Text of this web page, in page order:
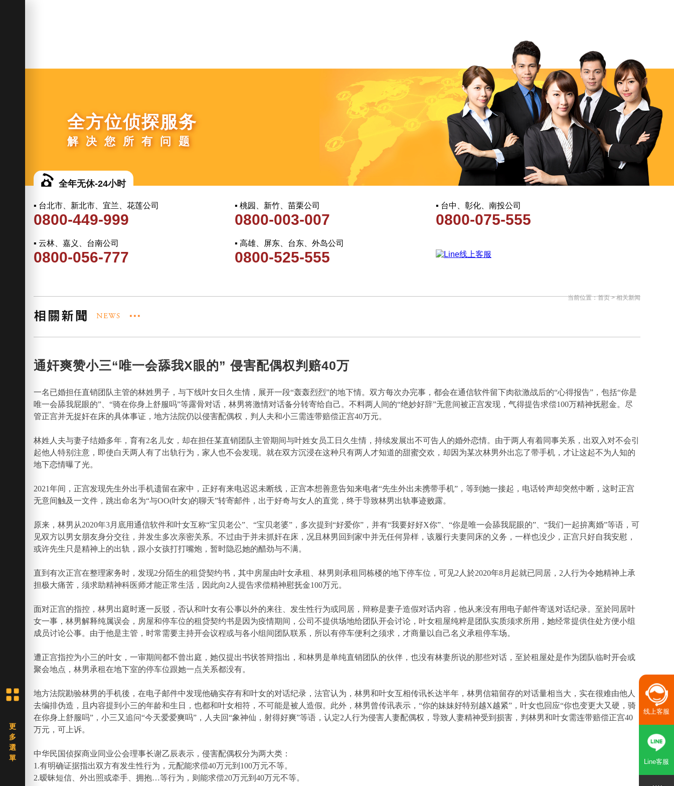
当前位置：首页> 相关新闻
全方位侦探服务
解决您所有问题
全年无休-24小时
▪ 台北市、新北市、宜兰、花莲公司
0800-449-999
▪ 桃园、新竹、苗栗公司
0800-003-007
▪ 台中、彰化、南投公司
0800-075-555
▪ 云林、嘉义、台南公司
0800-056-777
▪ 高雄、屏东、台东、外岛公司
0800-525-555
通奸爽赞小三“唯一会舔我X眼的” 侵害配偶权判赔40万
一名已婚担任直销团队主管的林姓男子，与下线叶女日久生情，展开一段“轰轰烈烈”的地下情。双方每次办完事，都会在通信软件留下肉欲激战后的“心得报告”，包括“你是
唯一会舔我屁眼的”、“骑在你身上舒服吗”等露骨对话，林男将激情对话备分转寄给自己。不料两人间的“绝妙好辞”无意间被正宫发现，气得提告求偿100万精神抚慰金。尽
管正宫并无捉奸在床的具体事证，地方法院仍以侵害配偶权，判人夫和小三需连带赔偿正宫40万元。
林姓人夫与妻子结婚多年，育有2名儿女，却在担任某直销团队主管期间与叶姓女员工日久生情，持续发展出不可告人的婚外恋情。由于两人有着同事关系，出双入对不会引
起他人特别注意，即使白天两人有了出轨行为，家人也不会发现。就在双方沉浸在这种只有两人才知道的甜蜜交欢，却因为某次林男外出忘了带手机，才让这起不为人知的
地下恋情曝了光。
2021年间，正宫发现先生外出手机遗留在家中，正好有来电迟迟未断线，正宫本想善意告知来电者“先生外出未携带手机”，等到她一接起，电话铃声却突然中断，这时正宫
无意间触及一文件，跳出命名为“与OO(叶女)的聊天”转寄邮件，出于好奇与女人的直觉，终于导致林男出轨事迹败露。
原来，林男从2020年3月底用通信软件和叶女互称“宝贝老公”、“宝贝老婆”，多次提到“好爱你”，并有“我要好好X你”、“你是唯一会舔我屁眼的”、“我们一起拚离婚”等语，可
见双方以男女朋友身分交往，并发生多次亲密关系。不过由于并未抓奸在床，况且林男回到家中并无任何异样，该履行夫妻同床的义务，一样也没少，正宫只好自我安慰，
或许先生只是精神上的出轨，跟小女孩打打嘴炮，暂时隐忍她的醋劲与不满。
直到有次正宫在整理家务时，发现2分陌生的租贷契约书，其中房屋由叶女承租、林男则承租同栋楼的地下停车位，可见2人於2020年8月起就已同居，2人行为令她精神上承
担极大痛苦，须求助精神科医师才能正常生活，因此向2人提告求偿精神慰抚金100万元。
面对正宫的指控，林男出庭时逐一反驳，否认和叶女有公事以外的来往、发生性行为或同居，辩称是妻子造假对话内容，他从来没有用电子邮件寄送对话纪录。至於同居叶
女一事，林男解释纯属误会，房屋和停车位的租贷契约书是因为疫情期间，公司不提供场地给团队开会讨论，叶女租屋纯粹是团队实质须求所用，她经常提供住处方便小组
成员讨论公事。由于他是主管，时常需要主持开会议程或与各小组间团队联系，所以有停车便利之须求，才商量以自己名义承租停车场。
遭正宫指控为小三的叶女，一审期间都不曾出庭，她仅提出书状答辩指出，和林男是单纯直销团队的伙伴，也没有林妻所说的那些对话，至於租屋处是作为团队临时开会或
聚会地点，林男承租在地下室的停车位跟她一点关系都没有。
地方法院勘验林男的手机後，在电子邮件中发现他确实存有和叶女的对话纪录，法官认为，林男和叶女互相传讯长达半年，林男信箱留存的对话量相当大，实在很难由他人
去编排伪造，且内容提到小三的年龄和生日，也都和叶女相符，不可能是被人造假。此外，林男曾传讯表示，“你的妹妹好特别越X越紧”，叶女也回应“你也变更大又硬，骑
在你身上舒服吗”，小三又追问“今天爱爱爽吗”，人夫回“象神仙，射得好爽”等语，认定2人行为侵害人妻配偶权，导致人妻精神受到损害，判林男和叶女需连带赔偿正宫40
万元，可上诉。
中华民国侦探商业同业公会理事长谢乙辰表示，侵害配偶权分为两大类：
1.有明确证据指出双方有发生性行为，元配能求偿40万元到100万元不等。
2.暧昧短信、外出照或牵手、拥抱…等行为，则能求偿20万元到40万元不等。
线上客服
Line客服